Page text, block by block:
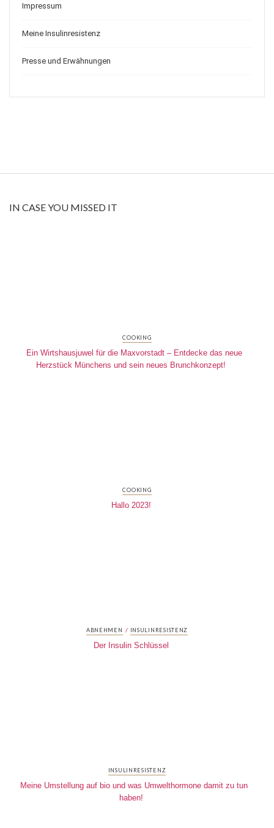
Impressum
Meine Insulinresistenz
Presse und Erwähnungen
IN CASE YOU MISSED IT
COOKING
Ein Wirtshausjuwel für die Maxvorstadt – Entdecke das neue
Herzstück Münchens und sein neues Brunchkonzept!
COOKING
Hallo 2023!
ABNEHMEN / INSULINRESISTENZ
Der Insulin Schlüssel
INSULINRESISTENZ
Meine Umstellung auf bio und was Umwelthormone damit zu tun
haben!